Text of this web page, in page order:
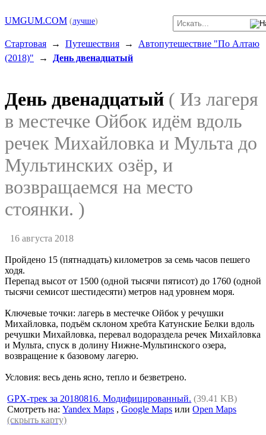
UMGUM.COM (лучше)
Стартовая → Путешествия → Автопутешествие "По Алтаю
(2018)" → День двенадцатый
День двенадцатый ( Из лагеря
в местечке Ойбок идём вдоль
речек Михайловка и Мульта до
Мультинских озёр, и
возвращаемся на место
стоянки. )
16 августа 2018
Пройдено 15 (пятнадцать) километров за семь часов пешего
ходя.
Перепад высот от 1500 (одной тысячи пятисот) до 1760 (одной
тысячи семисот шестидесяти) метров над уровнем моря.
Ключевые точки: лагерь в местечке Ойбок у речушки
Михайловка, подъём склоном хребта Катунские Белки вдоль
речушки Михайловка, перевал водораздела речек Михайловка
и Мульта, спуск в долину Нижне-Мультинского озера,
возвращение к базовому лагерю.
Условия: весь день ясно, тепло и безветрено.
GPX-трек за 20180816. Модифицированный. (39.41 KB)
Смотреть на:Yandex Maps ,Google Maps илиOpen Maps
(скрыть карту)